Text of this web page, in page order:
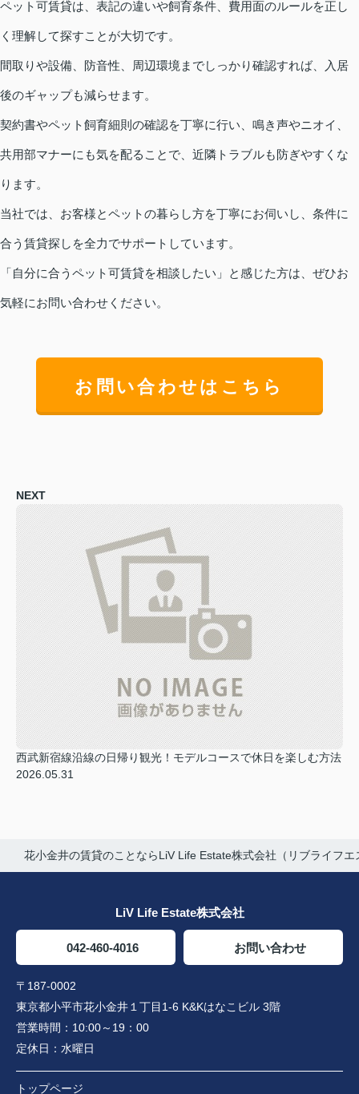
ペット可賃貸は、表記の違いや飼育条件、費用面のルールを正し
く理解して探すことが大切です。
間取りや設備、防音性、周辺環境までしっかり確認すれば、入居
後のギャップも減らせます。
契約書やペット飼育細則の確認を丁寧に行い、鳴き声やニオイ、
共用部マナーにも気を配ることで、近隣トラブルも防ぎやすくな
ります。
当社では、お客様とペットの暮らし方を丁寧にお伺いし、条件に
合う賃貸探しを全力でサポートしています。
「自分に合うペット可賃貸を相談したい」と感じた方は、ぜひお
気軽にお問い合わせください。
お問い合わせはこちら
NEXT
西武新宿線沿線の日帰り観光！モデルコースで休日を楽しむ方法
2026.05.31
花小金井の賃貸のことならLiV Life Estate株式会社（リブライフエ
LiV Life Estate株式会社
042-460-4016 お問い合わせ
〒187-0002
東京都小平市花小金井１丁目1-6 K&Kはなこビル 3階
営業時間： 10:00～19：00
定休日： 水曜日
トップページ